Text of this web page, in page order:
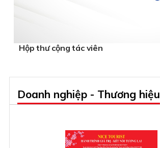
Hộp thư cộng tác viên
Doanh nghiệp - Thương hiệu